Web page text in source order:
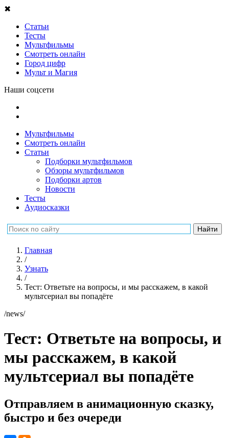
✖
Статьи
Тесты
Мультфильмы
Смотреть онлайн
Город цифр
Мульт и Магия
Наши соцсети
Мультфильмы
Смотреть онлайн
Статьи
Подборки мультфильмов
Обзоры мультфильмов
Подборки артов
Новости
Тесты
Аудиосказки
Главная
/
Узнать
/
Тест: Ответьте на вопросы, и мы расскажем, в какой
мультсериал вы попадёте
/news/
Тест: Ответьте на вопросы, и
мы расскажем, в какой
мультсериал вы попадёте
Отправляем в анимационную сказку,
быстро и без очереди